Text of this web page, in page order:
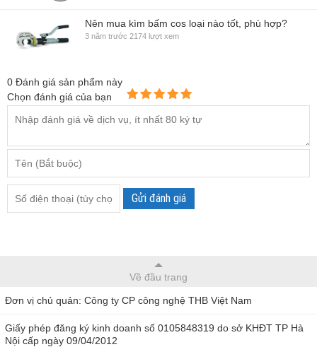
Nên mua kìm bấm cos loại nào tốt, phù hợp?
3 năm trước 2174 lượt xem
0 Đánh giá sản phẩm này
Chọn đánh giá của bạn
Gửi đánh giá
Về đầu trang
Đơn vị chủ quản: Công ty CP công nghệ THB Việt Nam
Giấy phép đăng ký kinh doanh số 0105848319 do sở KHĐT TP Hà
Nội cấp ngày 09/04/2012